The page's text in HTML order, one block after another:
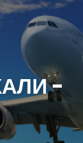
-